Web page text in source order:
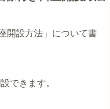
開設方法」について書
できます。